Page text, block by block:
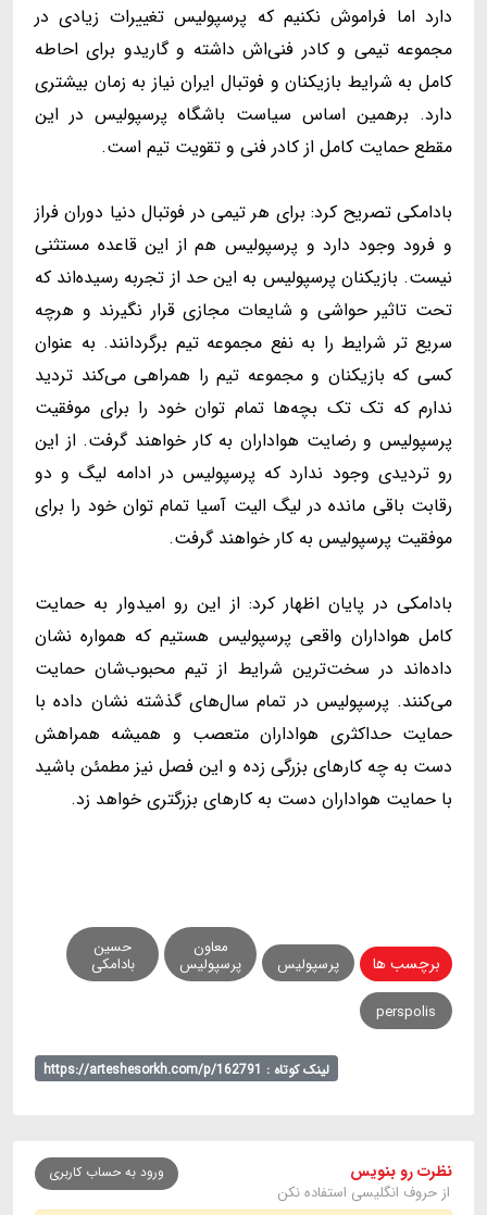
دارد اما فراموش نکنیم که پرسپولیس تغییرات زیادی در
مجموعه تیمی و کادر فنی‌اش داشته و گاریدو برای احاطه
کامل به شرایط بازیکنان و فوتبال ایران نیاز به زمان بیشتری
دارد. برهمین اساس سیاست باشگاه پرسپولیس در این
مقطع حمایت کامل از کادر فنی و تقویت تیم است.
بادامکی تصریح کرد: برای هر تیمی در فوتبال دنیا دوران فراز
و فرود وجود دارد و پرسپولیس هم از این قاعده مستثنی
نیست. بازیکنان پرسپولیس به این حد از تجربه رسیده‌اند که
تحت تاثیر حواشی و شایعات مجازی قرار نگیرند و هرچه
سریع تر شرایط را به نفع مجموعه تیم برگردانند. به عنوان
کسی که بازیکنان و مجموعه تیم را همراهی می‌کند تردید
ندارم که تک تک بچه‌ها تمام توان خود را برای موفقیت
پرسپولیس و رضایت هواداران به کار خواهند گرفت. از این
رو تردیدی وجود ندارد که پرسپولیس در ادامه لیگ و دو
رقابت باقی مانده در لیگ الیت آسیا تمام توان خود را برای
موفقیت پرسپولیس به کار خواهند گرفت.
بادامکی در پایان اظهار کرد: از این رو امیدوار به حمایت
کامل هواداران واقعی پرسپولیس هستیم که همواره نشان
داده‌اند در سخت‌ترین شرایط از تیم محبوب‌شان حمایت
می‌کنند. پرسپولیس در تمام سال‌های گذشته نشان داده با
حمایت حداکثری هواداران متعصب و همیشه همراهش
دست به چه کارهای بزرگی زده و این فصل نیز مطمئن باشید
با حمایت هواداران دست به کارهای بزرگتری خواهد زد.
برچسب ها پرسپولیس
معاون
پرسپولیس
حسین
بادامکی
perspolis
لینک کوتاه : https://arteshesorkh.com/p/162791
نظرت رو بنویس
از حروف انگلیسی استفاده نکن
ورود به حساب کاربری